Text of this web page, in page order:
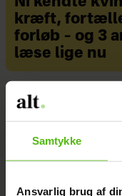
Samtykke
Ansvarlig brug af
Var en kendt
hvor hun
Farligt
Albertog
Har studeret
Østerbro i
kræft,
forløb – og 3
læse lige nu